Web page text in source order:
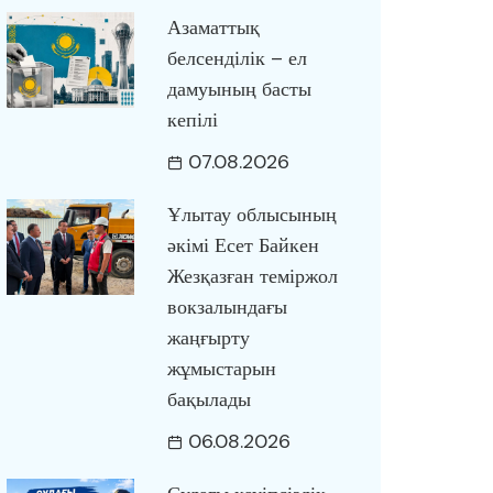
Азаматтық
белсенділік – ел
дамуының басты
кепілі
07.08.2026
Ұлытау облысының
әкімі Есет Байкен
Жезқазған теміржол
вокзалындағы
жаңғырту
жұмыстарын
бақылады
06.08.2026